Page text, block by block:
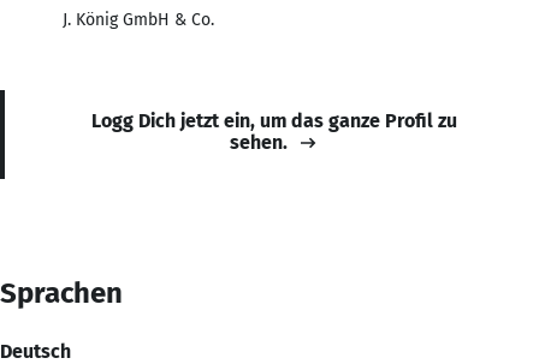
J. König GmbH & Co.
Logg Dich jetzt ein, um das ganze Profil zu
sehen.
Sprachen
Deutsch